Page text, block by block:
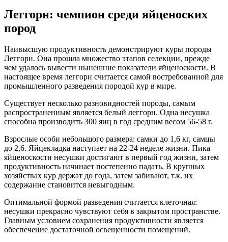
Леггорн: чемпион среди яйценоских
пород
Наивысшую продуктивность демонстрируют куры породы
Леггорн. Она прошла множество этапов селекции, прежде
чем удалось вывести нынешние показатели яйценоскости. В
настоящее время леггорн считается самой востребованной для
промышленного разведения породой кур в мире.
Существует несколько разновидностей породы, самым
распространенным является белый леггорн. Одна несушка
способна производить 300 яиц в год средним весом 56-58 г.
Взрослые особи небольшого размера: самки до 1,6 кг, самцы
до 2,6. Яйцекладка наступает на 22-24 неделе жизни. Пика
яйценоскости несушки достигают в первый год жизни, затем
продуктивность начинает постепенно падать. В крупных
хозяйствах кур держат до года, затем забивают, т.к. их
содержание становится невыгодным.
Оптимальной формой разведения считается клеточная:
несушки прекрасно чувствуют себя в закрытом пространстве.
Главным условием сохранения продуктивности является
обеспечение достаточной освещенности помещений.